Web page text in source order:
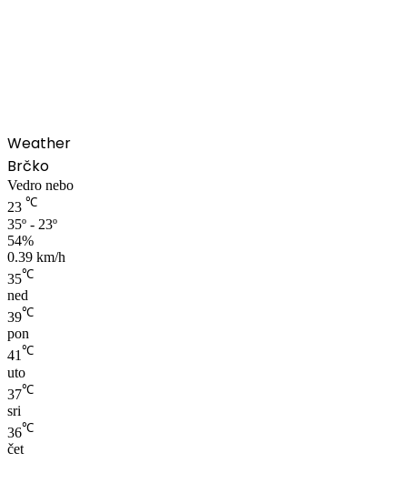
Weather
Brčko
Vedro nebo
23 ℃
35º - 23º
54%
0.39 km/h
35℃
ned
39℃
pon
41℃
uto
37℃
sri
36℃
čet